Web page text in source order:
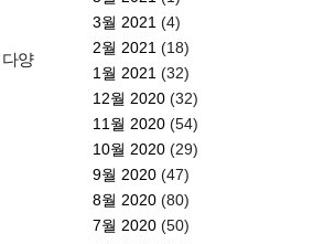
양
3월 2021 (4)
2월 2021 (18)
1월 2021 (32)
12월 2020 (32)
11월 2020 (54)
10월 2020 (29)
9월 2020 (47)
8월 2020 (80)
7월 2020 (50)